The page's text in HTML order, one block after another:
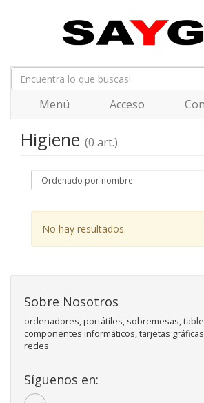
Menú Acceso
Higiene (0 art.)
No hay resultados.
Sobre Nosotros
ordenadores, portátiles, sobremesas,
componentes informáticos, tarjetas
redes
Síguenos en: